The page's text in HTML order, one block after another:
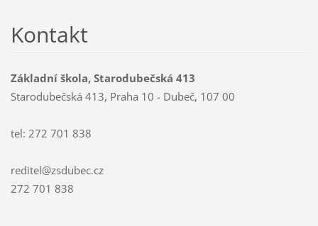
Kontakt
Základní škola, Starodubečská 413
Starodubečská 413, Praha 10 - Dubeč, 107 00
tel: 272 701 838
reditel@zsdubec.cz
272 701 838